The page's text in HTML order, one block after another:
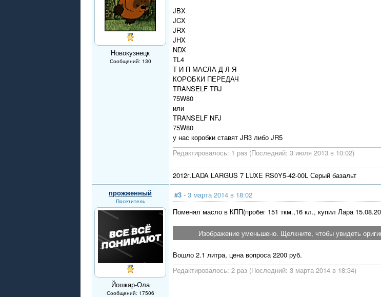
Новокузнецк
Сообщений: 130
JBX
JCX
JRX
JHX
NDX
TL4
Т И П МАСЛА Д Л Я
КОРОБКИ ПЕРЕДАЧ
TRANSELF TRJ
75W80
или
TRANSELF NFJ
75W80
у нас коробки ставят JR3 либо JR5
Редактировалось: 1 раз (Последний: 3 июля 2013 в 10:02)
2012г.LADA LARGUS 7 LUXE RS0Y5-42-00L Серый базальт
прожженный
Посетитель
Йошкар-Ола
Сообщений: 17506
#3 - 3 марта 2014 в 18:02
Поменял масло в КПП(пробег 151 ткм.,16 кл., купил Лара
Изображение уменьшено. Щелкните, чтобы увидеть
Вошло 2.1 литра, цена вопроса 2200 руб.
Редактировалось: 2 раз (Последний: 3 марта 2014 в 18:34)